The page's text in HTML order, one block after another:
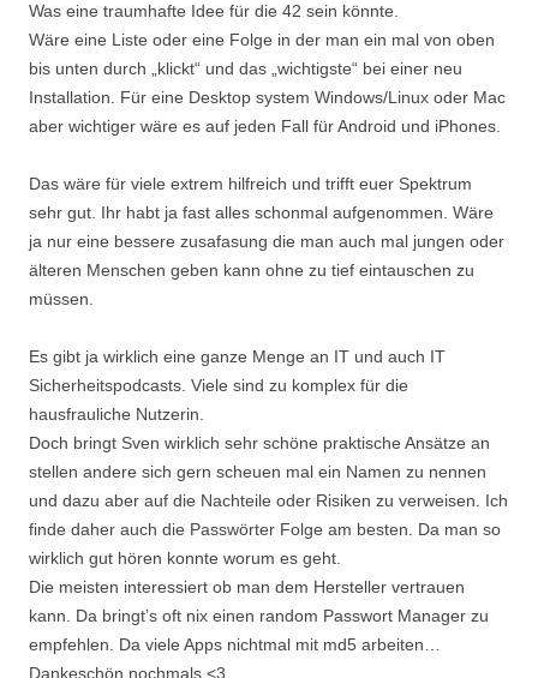
Was eine traumhafte Idee für die 42 sein könnte.
Wäre eine Liste oder eine Folge in der man ein mal von oben
bis unten durch „klickt“ und das „wichtigste“ bei einer neu
Installation. Für eine Desktop system Windows/Linux oder Mac
aber wichtiger wäre es auf jeden Fall für Android und iPhones.
Das wäre für viele extrem hilfreich und trifft euer Spektrum
sehr gut. Ihr habt ja fast alles schonmal aufgenommen. Wäre
ja nur eine bessere zusafasung die man auch mal jungen oder
älteren Menschen geben kann ohne zu tief eintauschen zu
müssen.
Es gibt ja wirklich eine ganze Menge an IT und auch IT
Sicherheitspodcasts. Viele sind zu komplex für die
hausfrauliche Nutzerin.
Doch bringt Sven wirklich sehr schöne praktische Ansätze an
stellen andere sich gern scheuen mal ein Namen zu nennen
und dazu aber auf die Nachteile oder Risiken zu verweisen. Ich
finde daher auch die Passwörter Folge am besten. Da man so
wirklich gut hören konnte worum es geht.
Die meisten interessiert ob man dem Hersteller vertrauen
kann. Da bringt’s oft nix einen random Passwort Manager zu
empfehlen. Da viele Apps nichtmal mit md5 arbeiten…
Dankeschön nochmals <3